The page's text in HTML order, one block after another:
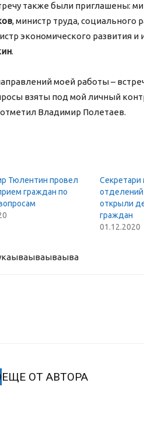
также были приглашены:
, министр труда, социального
экономического развития
.
моей работы –
взяты под мой личный
Владимир Полетаев.
Тюлентин провел
граждан по
Секретари
отделений
открыли
граждан
01.12.2020
ываываыва
ЕЩЕ ОТ АВТОРА